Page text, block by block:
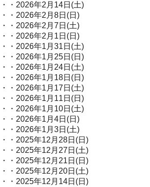
・2026年2月14日(土)
・2026年2月8日(日)
・2026年2月7日(土)
・2026年2月1日(日)
・2026年1月31日(土)
・2026年1月25日(日)
・2026年1月24日(土)
・2026年1月18日(日)
・2026年1月17日(土)
・2026年1月11日(日)
・2026年1月10日(土)
・2026年1月4日(日)
・2026年1月3日(土)
・2025年12月28日(日)
・2025年12月27日(土)
・2025年12月21日(日)
・2025年12月20日(土)
・2025年12月14日(日)